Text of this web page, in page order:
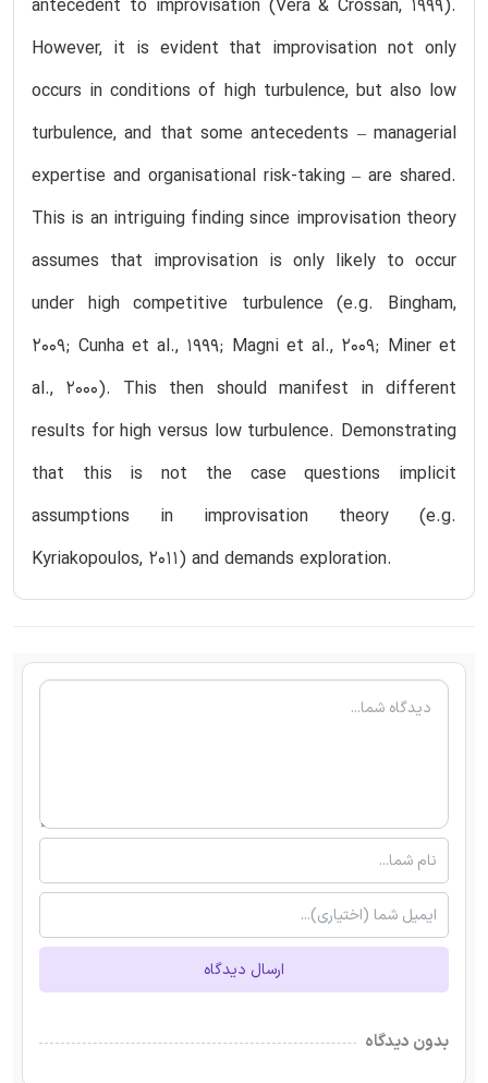
antecedent to improvisation (Vera & Crossan, 1999).
However, it is evident that improvisation not only
occurs in conditions of high turbulence, but also low
turbulence, and that some antecedents – managerial
expertise and organisational risk-taking – are shared.
This is an intriguing finding since improvisation theory
assumes that improvisation is only likely to occur
under high competitive turbulence (e.g. Bingham,
2009; Cunha et al., 1999; Magni et al., 2009; Miner et
al., 2000). This then should manifest in different
results for high versus low turbulence. Demonstrating
that this is not the case questions implicit
assumptions in improvisation theory (e.g.
Kyriakopoulos, 2011) and demands exploration.
ارسال دیدگاه
بدون دیدگاه